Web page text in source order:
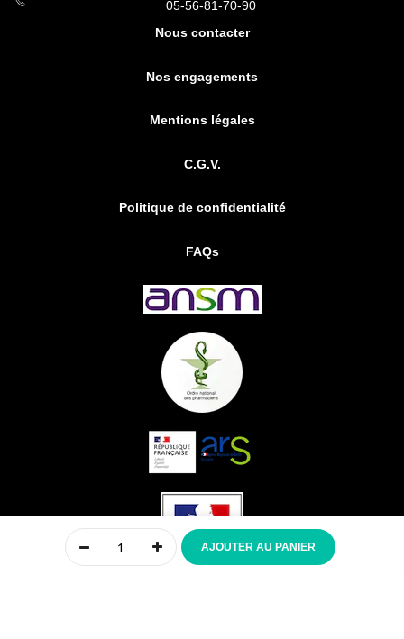
05-56-81-70-90
Nous contacter
Nos engagements
Mentions légales
C.G.V.
Politique de confidentialité
FAQs
Accueil Mon panier
AJOUTER AU PANIER